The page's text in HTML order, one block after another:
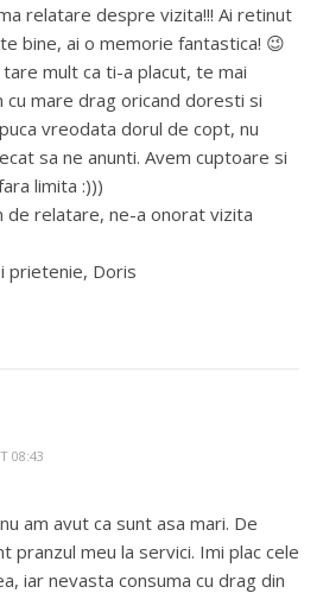
relatare despre vizita!!! Ai retinut
bine, ai o memorie fantastica! 😉
tare mult ca ti-a placut, te mai
cu mare drag oricand doresti si
vreodata dorul de copt, nu
sa ne anunti. Avem cuptoare si
limita :)))
de relatare, ne-a onorat vizita
prietenie, Doris
08:43
am avut ca sunt asa mari. De
pranzul meu la servici. Imi plac cele
iar nevasta consuma cu drag din